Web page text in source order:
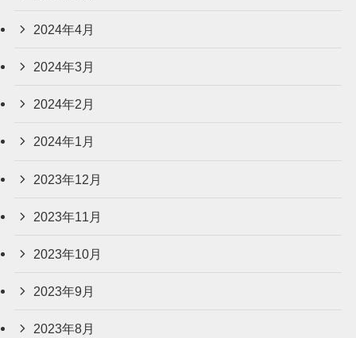
2024年4月
2024年3月
2024年2月
2024年1月
2023年12月
2023年11月
2023年10月
2023年9月
2023年8月